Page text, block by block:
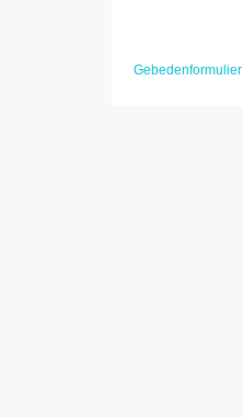
Gebedenformulier